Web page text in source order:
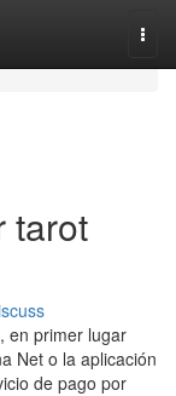
tarot
en primer lugar
Net o la aplicación
de pago por